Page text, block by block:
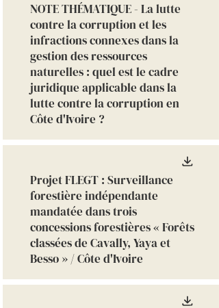
NOTE THÉMATIQUE - La lutte
contre la corruption et les
infractions connexes dans la
gestion des ressources
naturelles : quel est le cadre
juridique applicable dans la
lutte contre la corruption en
Côte d'Ivoire ?
Projet FLEGT : Surveillance
forestière indépendante
mandatée dans trois
concessions forestières « Forêts
classées de Cavally, Yaya et
Besso » / Côte d'Ivoire